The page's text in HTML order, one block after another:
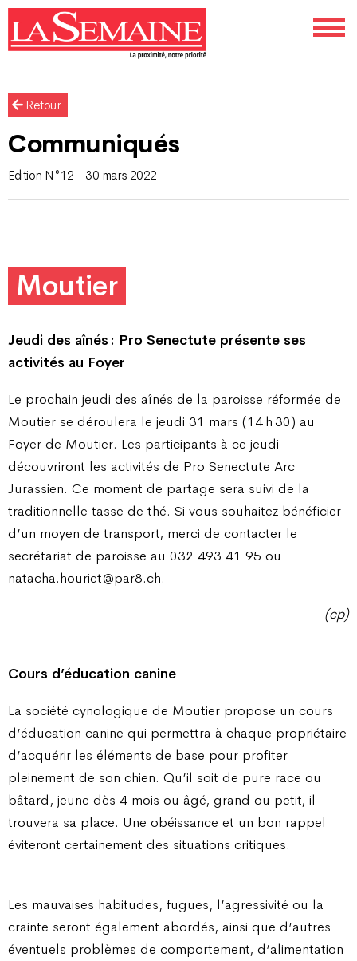
Retour
Communiqués
Edition N°12 - 30 mars 2022
Moutier
Jeudi des aînés : Pro Senectute présente ses
activités au Foyer
Le prochain jeudi des aînés de la paroisse réformée de
Moutier se déroulera le jeudi 31 mars (14 h 30) au
Foyer de Moutier. Les participants à ce jeudi
découvriront les activités de Pro Senectute Arc
Jurassien. Ce moment de partage sera suivi de la
traditionnelle tasse de thé. Si vous souhaitez bénéficier
d’un moyen de transport, merci de contacter le
secrétariat de paroisse au 032 493 41 95 ou
natacha.houriet@par8.ch.
(cp)
Cours d’éducation canine
La société cynologique de Moutier propose un cours
d’éducation canine qui permettra à chaque propriétaire
d’acquérir les éléments de base pour profiter
pleinement de son chien. Qu’il soit de pure race ou
bâtard, jeune dès 4 mois ou âgé, grand ou petit, il
trouvera sa place. Une obéissance et un bon rappel
éviteront certainement des situations critiques.
Les mauvaises habitudes, fugues, l’agressivité ou la
crainte seront également abordés, ainsi que d’autres
éventuels problèmes de comportement, d’alimentation